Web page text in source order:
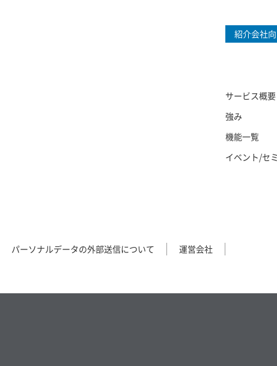
紹介会社
サービス概要
強み
機能一覧
イベント/セ
パーソナルデータの外部送信について 運営会社